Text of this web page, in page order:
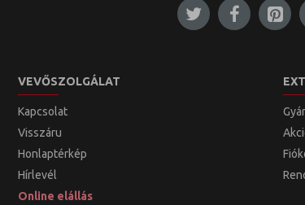
VEVŐSZOLGÁLAT
Kapcsolat
Visszáru
Honlaptérkép
Hírlevél
Online elállás